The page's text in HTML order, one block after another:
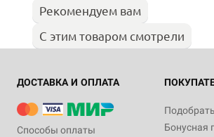
Рекомендуем вам
С этим товаром смотрели
ДОСТАВКА И ОПЛАТА
Способы оплаты
Бонусная